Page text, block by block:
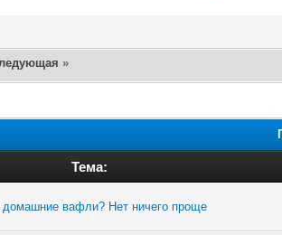
»
Тема:
домашние вафли? Нет ничего проще